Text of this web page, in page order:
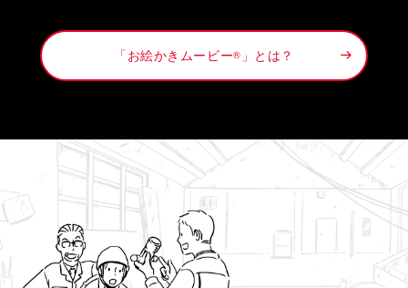
「お絵かきムービー® 」とは？